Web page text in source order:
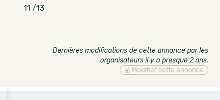
11 /13
Dernières modifications de cette annonce par les
organisateurs il y a presque 2 ans.
Modifier cette annonce